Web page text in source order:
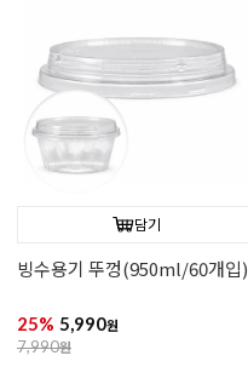
담기
빙수용기 뚜껑(950ml/60개입)
25% 5,990원
7,990원